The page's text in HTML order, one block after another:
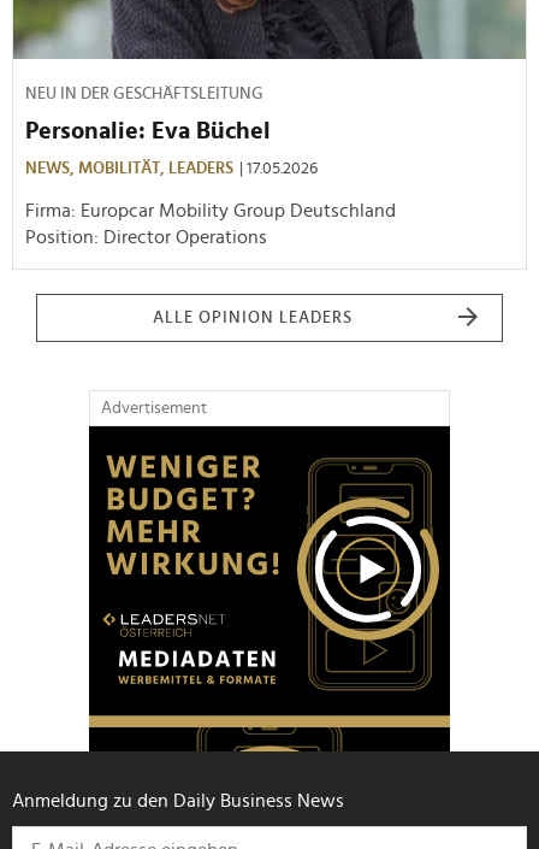
NEU IN DER GESCHÄFTSLEITUNG
Personalie: Eva Büchel
NEWS, MOBILITÄT, LEADERS | 17.05.2026
Firma: Europcar Mobility Group Deutschland
Position: Director Operations
ALLE OPINION LEADERS
Advertisement
Anmeldung zu den Daily Business News